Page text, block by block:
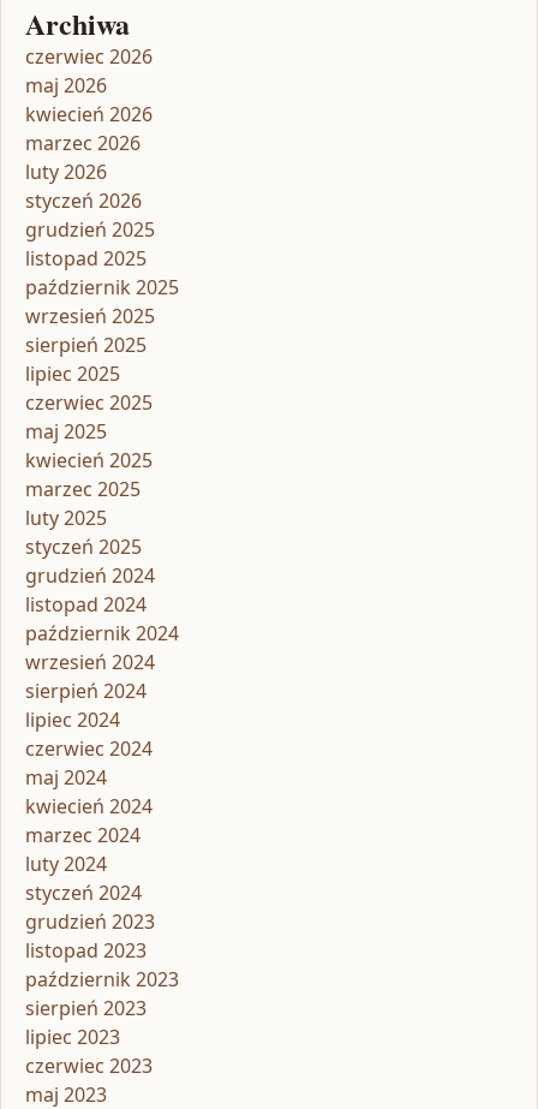
Archiwa
czerwiec 2026
maj 2026
kwiecień 2026
marzec 2026
luty 2026
styczeń 2026
grudzień 2025
listopad 2025
październik 2025
wrzesień 2025
sierpień 2025
lipiec 2025
czerwiec 2025
maj 2025
kwiecień 2025
marzec 2025
luty 2025
styczeń 2025
grudzień 2024
listopad 2024
październik 2024
wrzesień 2024
sierpień 2024
lipiec 2024
czerwiec 2024
maj 2024
kwiecień 2024
marzec 2024
luty 2024
styczeń 2024
grudzień 2023
listopad 2023
październik 2023
sierpień 2023
lipiec 2023
czerwiec 2023
maj 2023